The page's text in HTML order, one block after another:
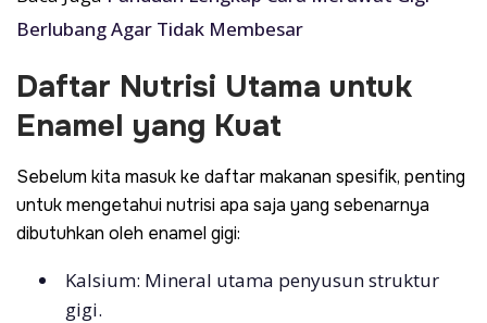
Berlubang Agar Tidak Membesar
Daftar Nutrisi Utama untuk
Enamel yang Kuat
Sebelum kita masuk ke daftar makanan spesifik, penting
untuk mengetahui nutrisi apa saja yang sebenarnya
dibutuhkan oleh enamel gigi:
Kalsium: Mineral utama penyusun struktur
gigi.